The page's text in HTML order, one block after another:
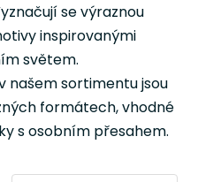
se výraznou
inspirovanými
vnitřním světem.
sortimentu jsou
formátech, vhodné
s osobním přesahem.